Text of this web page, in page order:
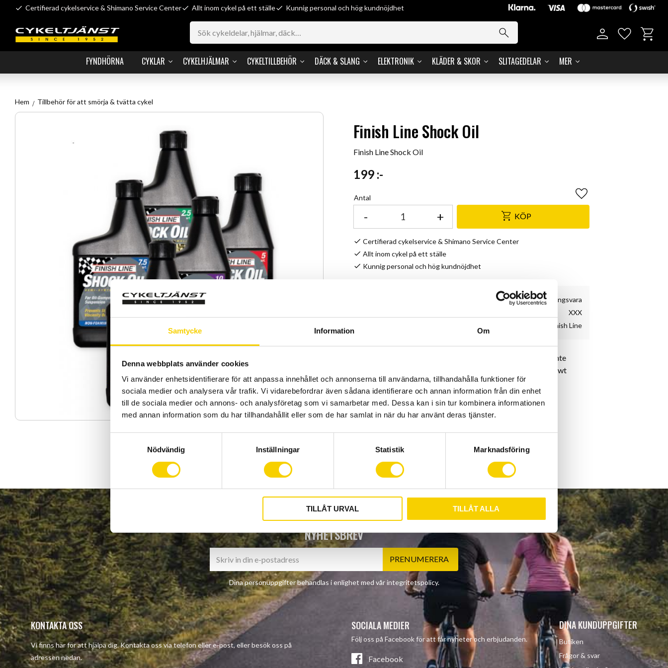
Samtycke Information Om
Denna webbplats använder cookies
Vi använder enhetsidentifierare för att anpassa innehållet och annonserna till användarna, tillhandahålla funktioner för
sociala medier och analysera vår trafik. Vi vidarebefordrar även sådana identifierare och annan information från din enhet
till de sociala medier och annons- och analysföretag som vi samarbetar med. Dessa kan i sin tur kombinera informationen
med annan information som du har tillhandahållit eller som de har samlat in när du har använt deras tjänster.
c
k
e
s
v
a
l
Nödvändig Inställningar Statistik Marknadsföring
TILLÅT URVAL TILLÅT ALLA
Certifierad cykelservice & Shimano Service Center Allt inom cykel på ett ställe Kunnig personal och hög kundnöjdhet
FYNDHÖRNA CYKLAR CYKELHJÄLMAR CYKELTILLBEHÖR DÄCK & SLANG ELEKTRONIK KLÄDER & SKOR SLITAGEDELAR MER
Favoriter
Hem Tillbehör för att smörja & tvätta cykel
Finish Line Shock Oil
Finish Line Shock Oil
199:-
Antal
+
- KÖP
Lägg till i favoriter
Certifierad cykelservice & Shimano Service Center
Allt inom cykel på ett ställe
Kunnig personal och hög kundnöjdhet
Beställningsvara
XXX
Finish Line
Halvsyntetisk dämparolja för både fram och bakdämpare, inte
temperaturkänslig. Viskositet: 2.5 wt, 5 wt, 7.5 wt, 10 wt, 15 wt
Visa alla produkter från Finish Line
NYHETSBREV
PRENUMERERA
Dina personuppgifter behandlas i enlighet med vårintegritetspolicy.
KONTAKTA OSS
Vi finns här för att hjälpa dig. Kontakta oss via telefon eller e-post, eller besök oss på
adressen nedan.
SOCIALA MEDIER
Följ oss på Facebook för att får nyheter och erbjudanden.
Facebook
DINA KUNDUPPGIFTER
Butiken
Frågor & svar